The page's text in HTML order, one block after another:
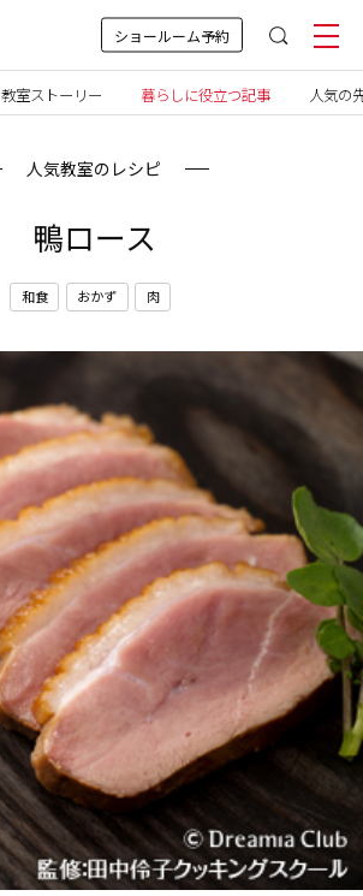
ショールーム予約
教室ストーリー 暮らしに役立つ記事 人気の
人気教室のレシピ
鴨ロース
和食 おかず 肉